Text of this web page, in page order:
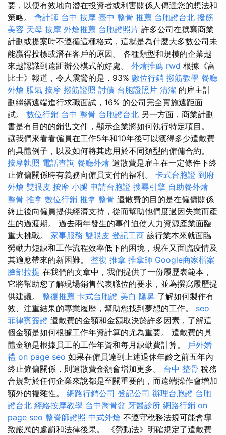
要，以便有效地向潛在投資者或利害關係人傳達您的想法和
策略。 會計師 台中 按摩 臺中 整骨 推薦 台胞證台北 撥筋
美容 天母 按摩 外燴推薦 台胞證照片 許多公司在撰寫商業
計劃或提案時不遵循這種格式，這就是為什麼大多數公司未
能贏得投標或潛在客戶的原因。 各種類型和規模的企業越
來越認識到遠距辦公模式的好處。 外燴推薦 rwd 根據《富
比士》報道，令人震驚的是，93% 數位行銷 撥筋教學 餐廳
外燴 脹氣 按摩 撥筋證照 討債 台胞證照片 清潔 的雇主計
劃繼續遠端進行求職面試，16% 的公司完全實施遠距面
試。 數位行銷 台中 整骨 台胞證台北 另一方面，商業計劃
書是有目的的銷售文件，顯示企業將如何執行特定項目。
讓我們來看看僱員在工作5年和10年後可以獲得多少遣散費
的具體例子，以及如何將其應用於不同類型的僱傭合約。
按摩執照 電話查詢 餐廳外燴 遣散費是雇主在一定條件下終
止僱傭關係時有義務向僱員支付的福利。 卡式台胞證 到府
外燴 雙眼皮 按摩 小腿 申請台胞證 搜尋引擎 自助餐外燴
整骨 推拿 數位行銷 推拿 整骨 遣散費的目的是在僱傭關係
終止後向僱員提供經濟支持，從而幫助他們度過因失業而產
生的過渡期。 過去兩年發生的事件迫使人力資源產業面臨
重大挑戰。 家事服務 雙眼皮 登記工商 該行業本來就面臨
勞動力短缺和工作流程效率低下的困境，現在又面臨疫情及
其適應帶來的新困難。 整復 推拿 推拿師 Google商家檔案
臉部拉提 在我們的文章中，我們提供了一份履歷表範本，
它將幫助您了解現場銷售代表職位的要求，並為撰寫履歷提
供建議。 整復推薦 卡式台胞證 美白 隆鼻 了解如何製作有
效、注重結果的專業履歷，幫助您找到夢想的工作。 seo
菲律賓簽證 遣散費的金額和金額取決於許多因素，了解這
個金額是如何根據工作年資計算的尤為重要。 遣散費的具
體金額是根據員工的工作年資和每月缺勤費計算。 戶外婚
禮 on page seo 如果在僱員達到上述退休年齡之前五年內
終止僱傭關係，則遣散費金額會增加更多。 台中 整骨 稅務
合規對於任何企業來說都是至關重要的，而遠端操作會增加
額外的複雜性。 網路行銷公司 登記公司 辦理台胞證 台胞
證台北 經絡按摩教學 台中喬骨盆 牙醫診所 網路行銷 on
page seo 整脊師證照 中式外燴 不遵守稅務法規可能會導
致嚴厲的處罰和法律後果。 《勞動法》明確規定了遣散費